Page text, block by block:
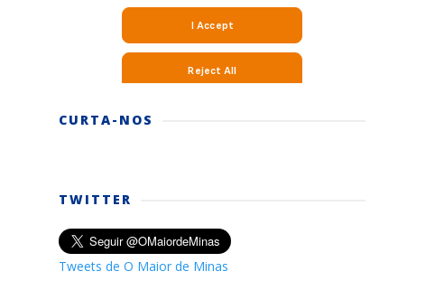
CURTA-NOS
TWITTER
Tweets de O Maior de Minas